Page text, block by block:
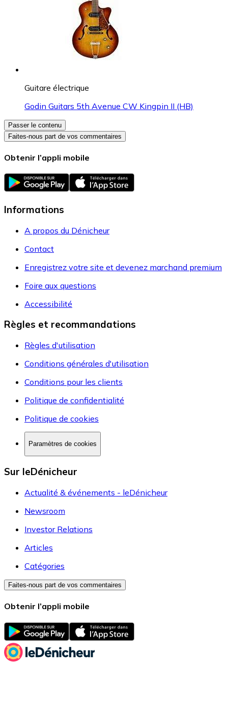
Guitare électrique
Godin Guitars 5th Avenue CW Kingpin II (HB)
Passer le contenu
Faites-nous part de vos commentaires
Obtenir l’appli mobile
Informations
A propos du Dénicheur
Contact
Enregistrez votre site et devenez marchand premium
Foire aux questions
Accessibilité
Règles et recommandations
Règles d'utilisation
Conditions générales d'utilisation
Conditions pour les clients
Politique de confidentialité
Politique de cookies
Paramètres de cookies
Sur leDénicheur
Actualité & événements - leDénicheur
Newsroom
Investor Relations
Articles
Catégories
Faites-nous part de vos commentaires
Obtenir l’appli mobile